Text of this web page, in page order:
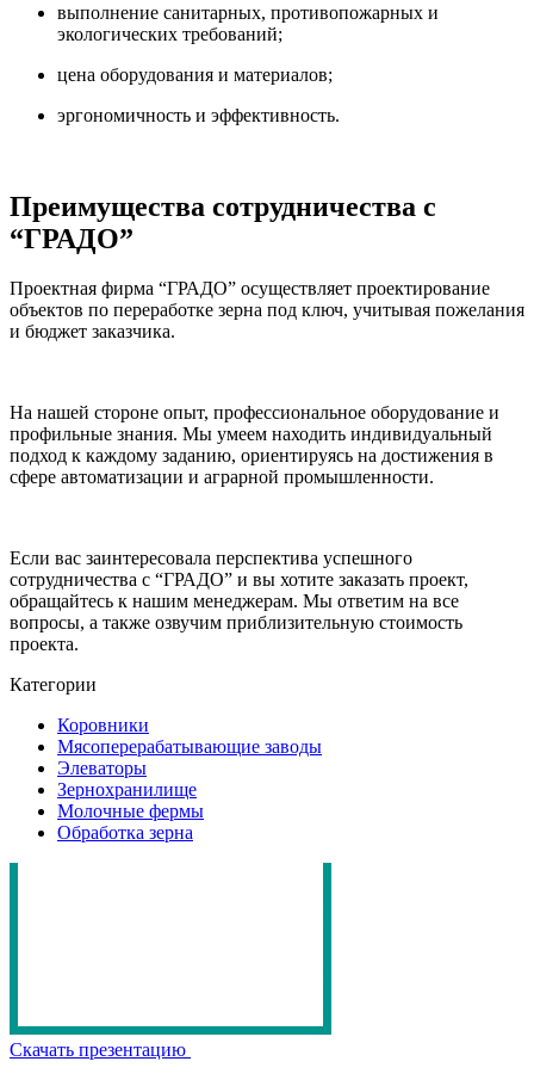
выполнение санитарных, противопожарных и
экологических требований;
цена оборудования и материалов;
эргономичность и эффективность.
Преимущества сотрудничества с
“ГРАДО”
Проектная фирма “ГРАДО” осуществляет проектирование
объектов по переработке зерна под ключ, учитывая пожелания
и бюджет заказчика.
На нашей стороне опыт, профессиональное оборудование и
профильные знания. Мы умеем находить индивидуальный
подход к каждому заданию, ориентируясь на достижения в
сфере автоматизации и аграрной промышленности.
Если вас заинтересовала перспектива успешного
сотрудничества с “ГРАДО” и вы хотите заказать проект,
обращайтесь к нашим менеджерам. Мы ответим на все
вопросы, а также озвучим приблизительную стоимость
проекта.
Категории
Коровники
Мясоперерабатывающие заводы
Элеваторы
Зернохранилище
Молочные фермы
Обработка зерна
Скачать презентацию